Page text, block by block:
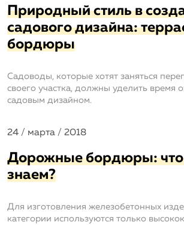
Природный стиль в
садового дизайна:
бордюры
Садоводы, которые хотят заняться
своего участка, должны уделить время
садовым дизайном.
24 / марта / 2018
Дорожные бордюры: что
знаем?
Для изготовления железобетонных
категории используются только